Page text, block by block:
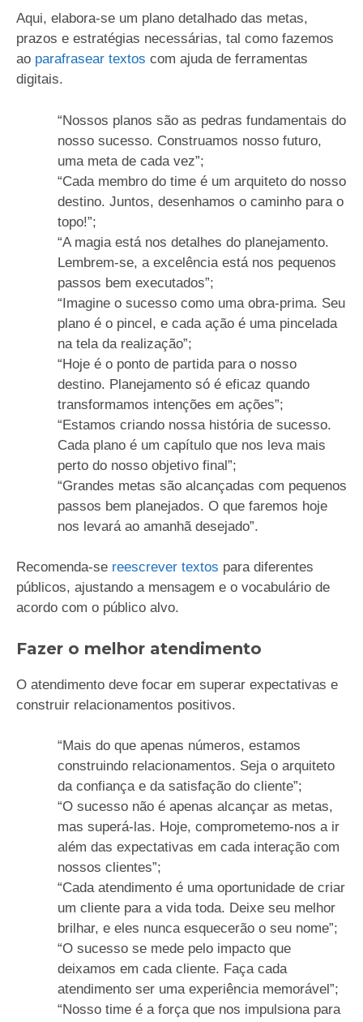
Aqui, elabora-se um plano detalhado das metas,
prazos e estratégias necessárias, tal como fazemos
ao parafrasear textos com ajuda de ferramentas
digitais.
“Nossos planos são as pedras fundamentais do
nosso sucesso. Construamos nosso futuro,
uma meta de cada vez”;
“Cada membro do time é um arquiteto do nosso
destino. Juntos, desenhamos o caminho para o
topo!”;
“A magia está nos detalhes do planejamento.
Lembrem-se, a excelência está nos pequenos
passos bem executados”;
“Imagine o sucesso como uma obra-prima. Seu
plano é o pincel, e cada ação é uma pincelada
na tela da realização”;
“Hoje é o ponto de partida para o nosso
destino. Planejamento só é eficaz quando
transformamos intenções em ações”;
“Estamos criando nossa história de sucesso.
Cada plano é um capítulo que nos leva mais
perto do nosso objetivo final”;
“Grandes metas são alcançadas com pequenos
passos bem planejados. O que faremos hoje
nos levará ao amanhã desejado”.
Recomenda-se reescrever textos para diferentes
públicos, ajustando a mensagem e o vocabulário de
acordo com o público alvo.
Fazer o melhor atendimento
O atendimento deve focar em superar expectativas e
construir relacionamentos positivos.
“Mais do que apenas números, estamos
construindo relacionamentos. Seja o arquiteto
da confiança e da satisfação do cliente”;
“O sucesso não é apenas alcançar as metas,
mas superá-las. Hoje, comprometemo-nos a ir
além das expectativas em cada interação com
nossos clientes”;
“Cada atendimento é uma oportunidade de criar
um cliente para a vida toda. Deixe seu melhor
brilhar, e eles nunca esquecerão o seu nome”;
“O sucesso se mede pelo impacto que
deixamos em cada cliente. Faça cada
atendimento ser uma experiência memorável”;
“Nosso time é a força que nos impulsiona para